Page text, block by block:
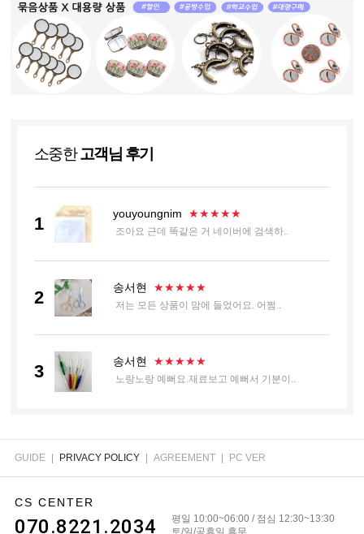
소중한고객님 후기
1 youyoungnim ★★★★★
조아요 근데 똑같은 거 네이버에 검색하..
2 송서현 ★★★★★
저는 모든 상품이 맘에 들었어요. 어쩜..
3 송서현 ★★★★★
노랑노랑 예뻐요.재료보고 예뻐서 기분이..
4 주문한대로 모두 잘 도착했습니다
5 굳이 일본산이라 게시를 하며 상품을 올..
GUIDE | PRIVACY POLICY | AGREEMENT | PC VER
CS CENTER
070.8221.2034
평일 10:00~06:00 / 점심 12:30~13:30
토/일/공휴일 휴무